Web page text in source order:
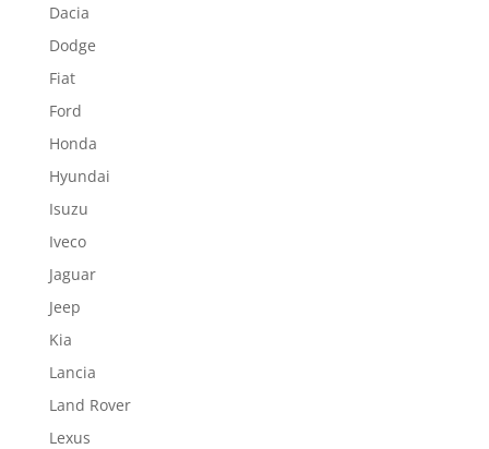
Dacia
Dodge
Fiat
Ford
Honda
Hyundai
Isuzu
Iveco
Jaguar
Jeep
Kia
Lancia
Land Rover
Lexus